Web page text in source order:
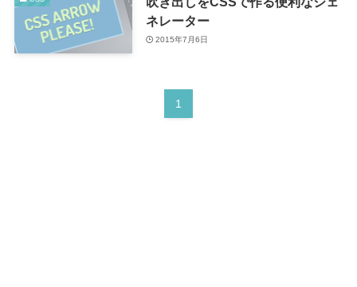
ネレーター
2015年7月6日
1